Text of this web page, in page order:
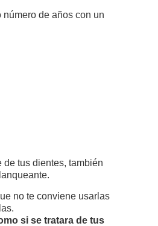
de años con un
tus dientes, también
no te conviene usarlas
si se tratara de tus